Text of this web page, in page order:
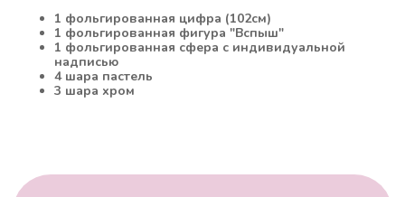
1 фольгированная цифра (102см)
1 фольгированная фигура "Вспыш"
1 фольгированная сфера с индивидуальной
надписью
4 шара пастель
3 шара хром
Работаем с 2010 года
Срочная доставка
за 1час
Скидки постоянным
Гарантия качества
Фото перед